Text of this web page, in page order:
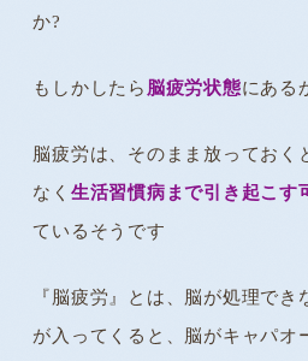
か?
もしかしたら 脳疲労状態にある
脳疲労は、そのまま放っておく
なく 生活習慣病まで引き起こす
ているそうです
『脳疲労』とは、脳が処理で
が入ってくると、脳がキャパオ